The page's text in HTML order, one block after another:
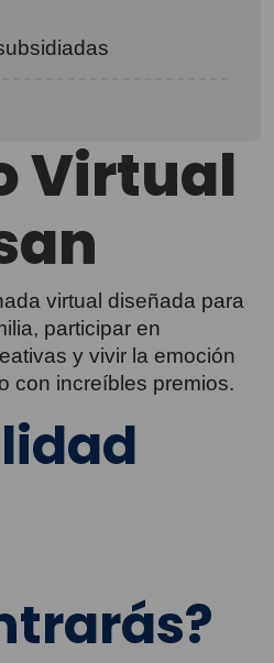
Virtual
virtual diseñada para
participar en
y vivir la emoción
con increíbles premios.